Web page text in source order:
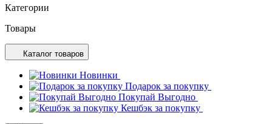
Категории
Товары
Каталог товаров
Новинки
Подарок за покупку
Покупай Выгодно
Кешбэк за покупку